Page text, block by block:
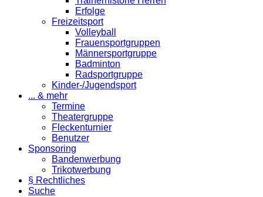
Erfolge
Freizeitsport
Volleyball
Frauensportgruppen
Männersportgruppe
Badminton
Radsportgruppe
Kinder-/Jugendsport
... & mehr
Termine
Theatergruppe
Fleckenturnier
Benutzer
Sponsoring
Bandenwerbung
Trikotwerbung
§ Rechtliches
Suche